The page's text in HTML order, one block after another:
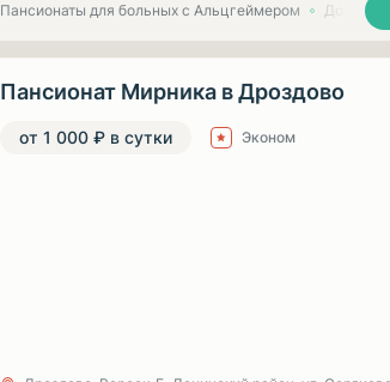
Пансионаты для больных с Альцгеймером Дома
Пансионат Мирника в Дроздово
от 1 000 ₽ в сутки
Эконом